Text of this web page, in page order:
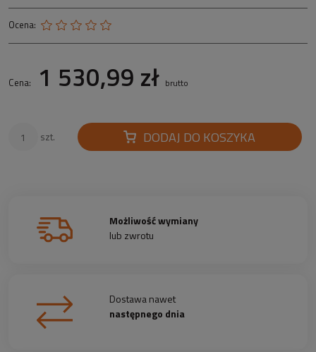
Ocena:
Cena: 1 530,99 zł brutto
szt. DODAJ DO KOSZYKA
Możliwość wymiany
lub zwrotu
Dostawa nawet
następnego dnia